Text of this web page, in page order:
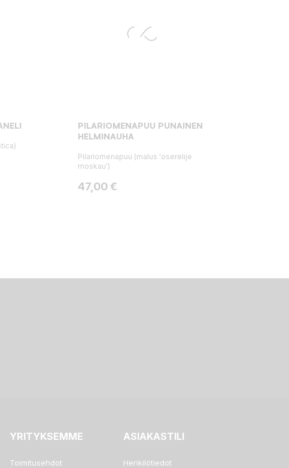
PILARIOMENAPUU PUNAINEN
HELMINAUHA
Pilariomenapuu (malus 'oserelije
moskau')
Hinta
47,00 €
YRITYKSEMME
Toimitusehdot
ASIAKASTILI
Henkilötiedot